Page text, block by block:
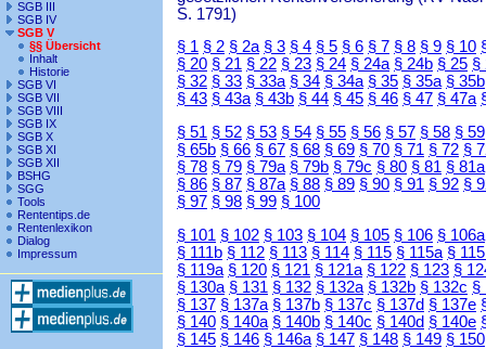
SGB III
SGB IV
SGB V
§§ Übersicht
Inhalt
Historie
SGB VI
SGB VII
SGB VIII
SGB IX
SGB X
SGB XI
SGB XII
BSHG
SGG
Tools
Rententips.de
Rentenlexikon
Dialog
Impressum
S. 1791)
§ 1 § 2 § 2a § 3 § 4 § 5 § 6 § 7 § 8 § 9 § 10
§ 20 § 21 § 22 § 23 § 24 § 24a § 24b § 25 §
§ 32 § 33 § 33a § 34 § 34a § 35 § 35a § 35b
§ 43 § 43a § 43b § 44 § 45 § 46 § 47 § 47a
§ 51 § 52 § 53 § 54 § 55 § 56 § 57 § 58 § 59
§ 65b § 66 § 67 § 68 § 69 § 70 § 71 § 72 §
§ 78 § 79 § 79a § 79b § 79c § 80 § 81 § 81a
§ 86 § 87 § 87a § 88 § 89 § 90 § 91 § 92 §
§ 97 § 98 § 99 § 100
§ 101 § 102 § 103 § 104 § 105 § 106 § 106a
§ 111b § 112 § 113 § 114 § 115 § 115a §
§ 119a § 120 § 121 § 121a § 122 § 123 §
§ 130a § 131 § 132 § 132a § 132b § 132c §
§ 137 § 137a § 137b § 137c § 137d § 137e
§ 140 § 140a § 140b § 140c § 140d § 140e
§ 145 § 146 § 146a § 147 § 148 § 149 § 150